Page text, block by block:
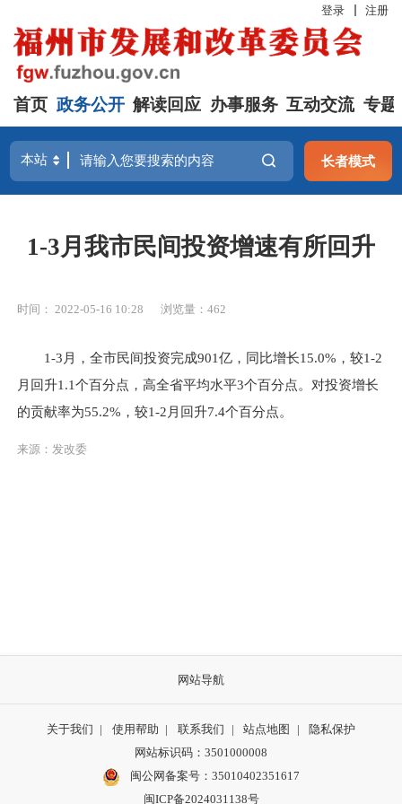
登录 注册
首页 政务公开 解读回应 办事服务 互动交流 专题
长者模式
1-3月我市民间投资增速有所回升
时间： 2022-05-16 10:28 浏览量：462
1-3月，全市民间投资完成901亿，同比增长15.0%，较1-2
月回升1.1个百分点，高全省平均水平3个百分点。对投资增长
的贡献率为55.2%，较1-2月回升7.4个百分点。
来源：发改委
网站导航
关于我们 | 使用帮助 | 联系我们 | 站点地图 |
隐私保护
网站标识码：3501000008
闽公网备案号：35010402351617
闽ICP备2024031138号